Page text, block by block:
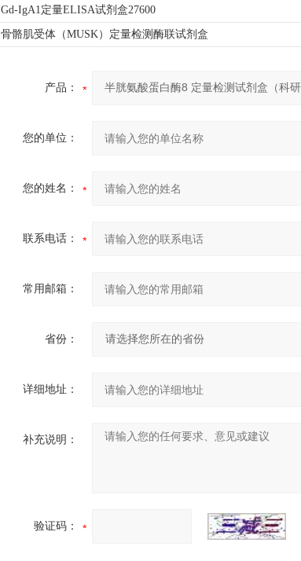
Gd-IgA1定量ELISA试剂盒27600
骨骼肌受体（MUSK）定量检测酶联试剂盒
产品：
您的单位：
您的姓名：
联系电话：
常用邮箱：
省份：
详细地址：
补充说明：
验证码：